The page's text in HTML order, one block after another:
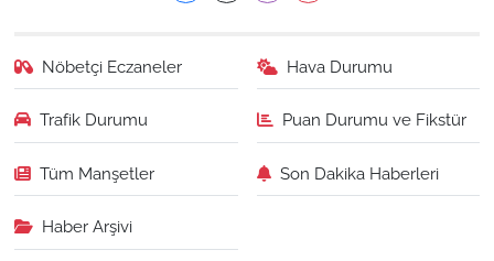
Nöbetçi Eczaneler Hava Durumu
Trafik Durumu Puan Durumu ve Fikstür
Tüm Manşetler Son Dakika Haberleri
Haber Arşivi